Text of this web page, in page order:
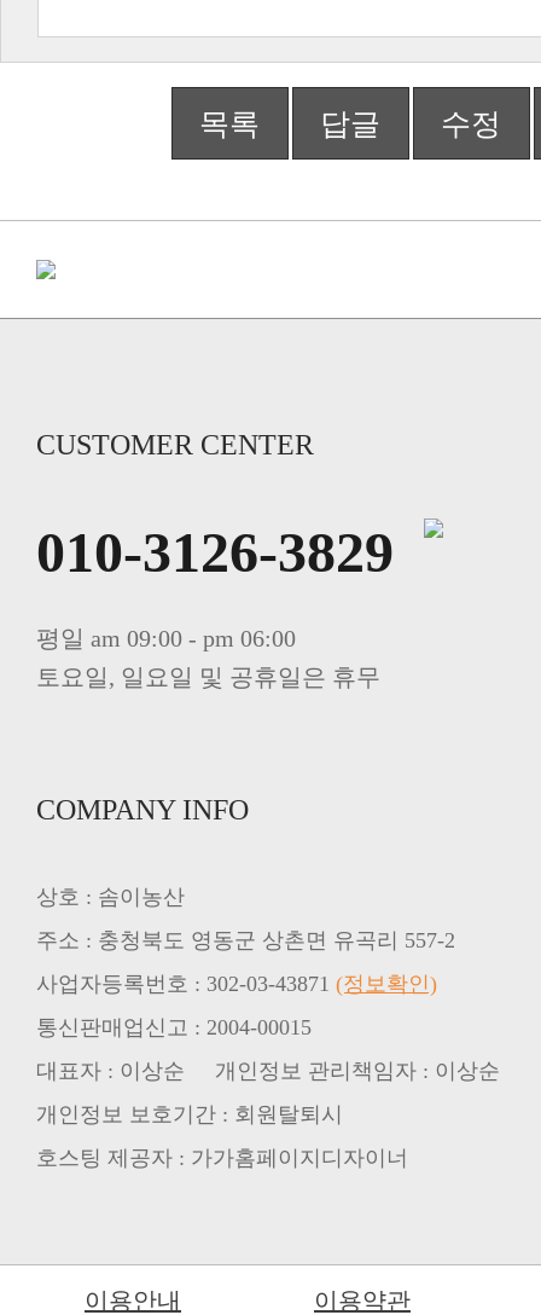
목록 답글 수정
CUSTOMER CENTER
010-3126-3829
평일 am 09:00 - pm 06:00
토요일, 일요일 및 공휴일은 휴무
COMPANY INFO
상호 : 솜이농산
주소 : 충청북도 영동군 상촌면 유곡리 557-2
사업자등록번호 : 302-03-43871 (정보확인)
통신판매업신고 : 2004-00015
대표자 : 이상순 개인정보 관리책임자 : 이상순
개인정보 보호기간 : 회원탈퇴시
호스팅 제공자 : 가가홈페이지디자이너
이용안내 이용약관